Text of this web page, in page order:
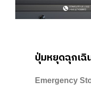
ปุ่มหยุดฉุกเ
Emergency